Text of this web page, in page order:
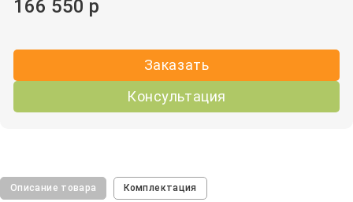
166 550 р
Заказать
Консультация
Описание товара Комплектация